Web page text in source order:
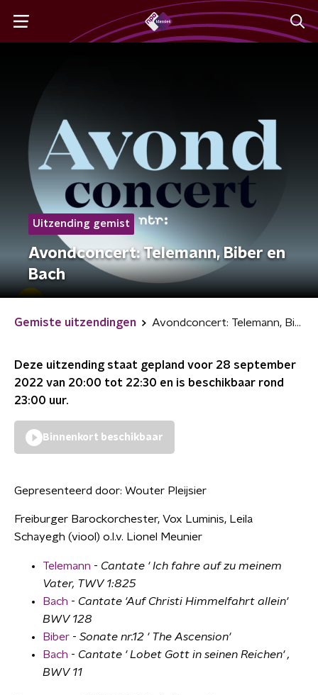
Uitzending gemist
Avondconcert: Telemann, Biber en
Bach
Gemiste uitzendingen Avondconcert: Telemann, Biber en Bach
Deze uitzending staat gepland voor 28 september
2022 van 20:00 tot 22:30 en is beschikbaar rond
23:00 uur.
Binnenkort beschikbaar
Gepresenteerd door: Wouter Pleijsier
Freiburger Barockorchester, Vox Luminis, Leila
Schayegh (viool) o.l.v. Lionel Meunier
Telemann - Cantate ' Ich fahre auf zu meinem
Vater, TWV 1:825
Bach - Cantate 'Auf Christi Himmelfahrt allein'
BWV 128
Biber - Sonate nr.12 ' The Ascension'
Bach - Cantate ' Lobet Gott in seinen Reichen' ,
BWV 11